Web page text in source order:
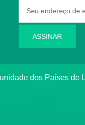
ASSINAR
dos Países